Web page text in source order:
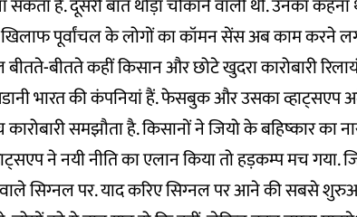
सकता है. दूसरी बात थोड़ा चौंकाने वाली थी. उनका
खिलाफ पूर्वांचल के लोगों का कॉमन सेंस अब काम करने
बीतते कहीं किसान और छोटे खुदरा कारोबारी
भारत की कंपनियां हैं. फेसबुक और उसका व्हाट्सएप
समझौता है. किसानों ने जियो के बहिष्‍कार का
ने नयी नीति का एलान किया तो हड़कम्‍प मच गया.
सिग्‍नल पर. याद करिए सिग्‍नल पर आने की सबसे